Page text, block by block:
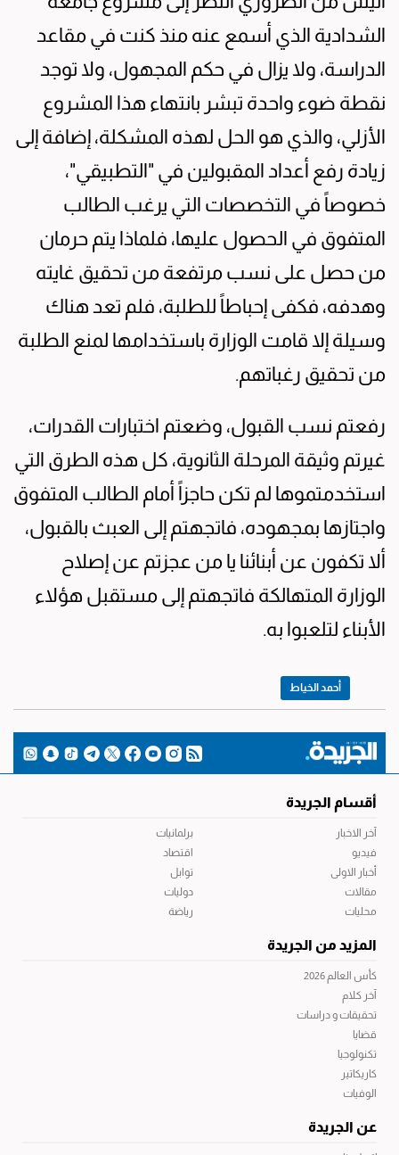
الشدادية الذي أسمع عنه منذ كنت في مقاعد
الدراسة، ولا يزال في حكم المجهول، ولا توجد
نقطة ضوء واحدة تبشر بانتهاء هذا المشروع
الأزلي، والذي هو الحل لهذه المشكلة، إضافة إلى
زيادة رفع أعداد المقبولين في "التطبيقي"،
خصوصاً في التخصصات التي يرغب الطالب
المتفوق في الحصول عليها، فلماذا يتم حرمان
من حصل على نسب مرتفعة من تحقيق غايته
وهدفه، فكفى إحباطاً للطلبة، فلم تعد هناك
وسيلة إلا قامت الوزارة باستخدامها لمنع الطلبة
من تحقيق رغباتهم.
رفعتم نسب القبول، وضعتم اختبارات القدرات،
غيرتم وثيقة المرحلة الثانوية، كل هذه الطرق التي
استخدمتموها لم تكن حاجزاً أمام الطالب المتفوق
واجتازها بمجهوده، فاتجهتم إلى العبث بالقبول،
ألا تكفون عن أبنائنا يا من عجزتم عن إصلاح
الوزارة المتهالكة فاتجهتم إلى مستقبل هؤلاء
الأبناء لتلعبوا به.
أحمد الخياط
أقسام الجريدة
آخر الاخبار
فيديو
أخبار الاولى
مقالات
محليات
برلمانيات
اقتصاد
توابل
دوليات
رياضة
المزيد من الجريدة
كأس العالم 2026
آخر كلام
تحقيقات و دراسات
قضايا
تكنولوجيا
كاريكاتير
الوفيات
عن الجريدة